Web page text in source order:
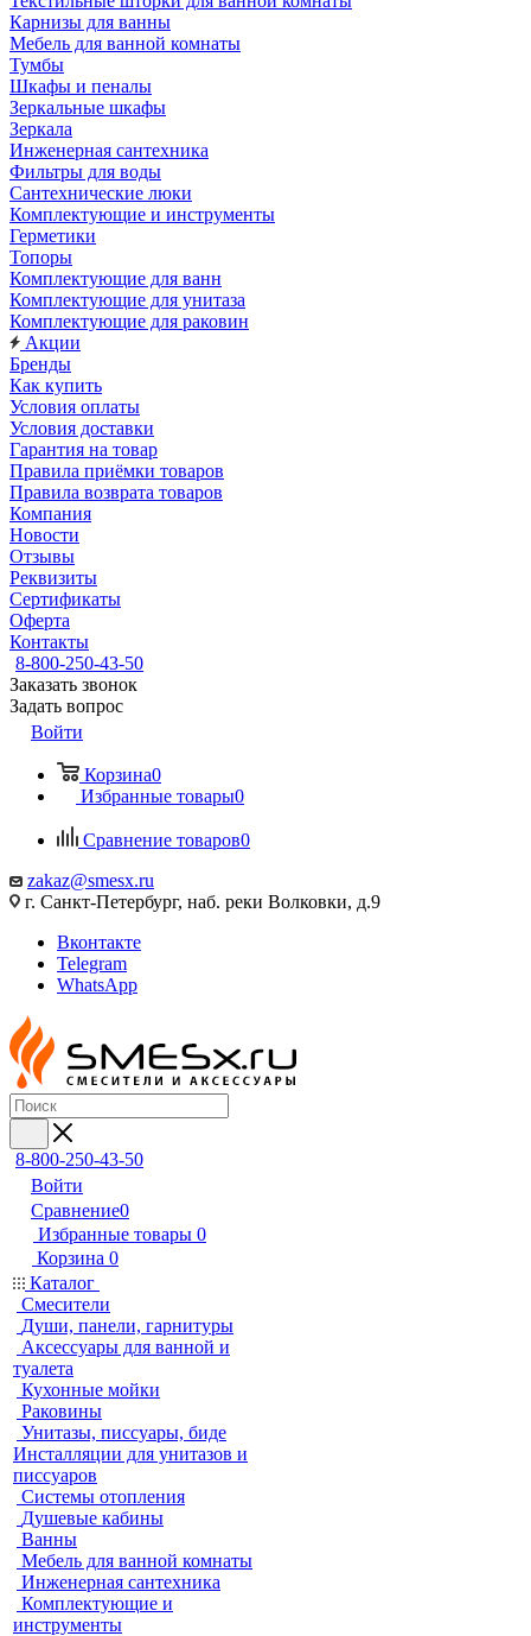
Карнизы для ванны
Мебель для ванной комнаты
Тумбы
Шкафы и пеналы
Зеркальные шкафы
Зеркала
Инженерная сантехника
Фильтры для воды
Сантехнические люки
Комплектующие и инструменты
Герметики
Топоры
Комплектующие для ванн
Комплектующие для унитаза
Комплектующие для раковин
Акции
Бренды
Как купить
Условия оплаты
Условия доставки
Гарантия на товар
Правила приёмки товаров
Правила возврата товаров
Компания
Новости
Отзывы
Реквизиты
Сертификаты
Оферта
Контакты
8-800-250-43-50
Заказать звонок
Задать вопрос
Войти
Корзина0
Избранные товары0
Сравнение товаров0
zakaz@smesx.ru
г. Санкт-Петербург, наб. реки Волковки, д.9
Вконтакте
Telegram
WhatsApp
8-800-250-43-50
Войти
Сравнение0
Избранные товары 0
Корзина 0
Каталог
Смесители
Души, панели, гарнитуры
Аксессуары для ванной и
туалета
Кухонные мойки
Раковины
Унитазы, писсуары, биде
Инсталляции для унитазов и
писсуаров
Системы отопления
Душевые кабины
Ванны
Мебель для ванной комнаты
Инженерная сантехника
Комплектующие и
инструменты